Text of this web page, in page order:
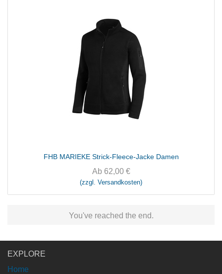
FHB MARIEKE Strick-Fleece-Jacke Damen
Ab 62,00€
(zzgl. Versandkosten)
You've reached the end.
EXPLORE
Home